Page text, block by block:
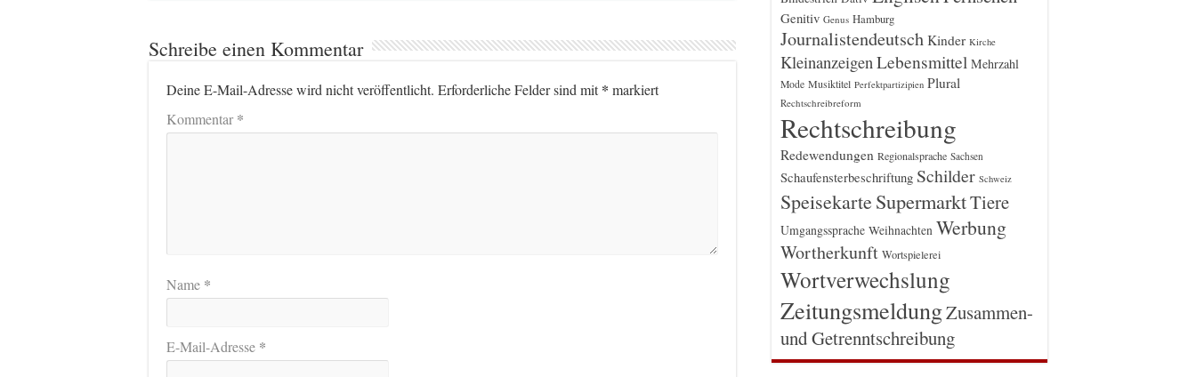
Schreibe einen Kommentar
Deine E-Mail-Adresse wird nicht veröffentlicht. Erforderliche Felder sind mit* markiert
Kommentar*
Name *
E-Mail-Adresse *
Genitiv Genus Hamburg
Journalistendeutsch Kinder Kirche
Kleinanzeigen Lebensmittel Mehrzahl
Mode Musiktitel Perfektpartizipien Plural
Rechtschreibreform
Rechtschreibung
Redewendungen Regionalsprache Sachsen
Schaufensterbeschriftung Schilder Schweiz
Speisekarte SupermarktTiere
Umgangssprache Weihnachten Werbung
Wortherkunft Wortspielerei
Wortverwechslung
ZeitungsmeldungZusammen-
und Getrenntschreibung